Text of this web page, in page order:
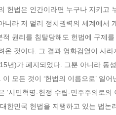
헌법은 인간이라면 누구나 지키고
니라 저 멀리 정치권력의 세계에서
권리를 침탈당해도 헌법에 구제
온 것이다. 그 결과 영화검열이 사
년)가 폐지되었다. 그뿐 아니라
모든 것이 ‘헌법의 이름으로’ 일
‘시민혁명-헌정 수립-민주주의로
한민국 헌법을 지탱하고 있는 법